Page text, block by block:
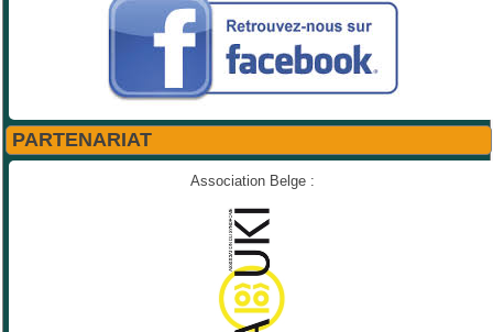
PARTENARIAT
Association Belge :